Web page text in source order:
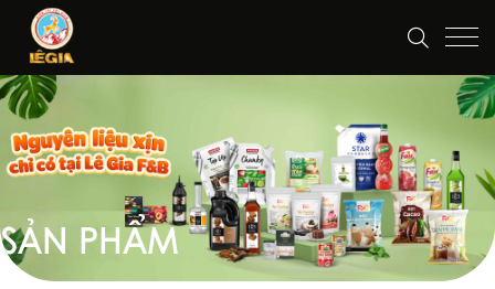
SẢN PHẨM